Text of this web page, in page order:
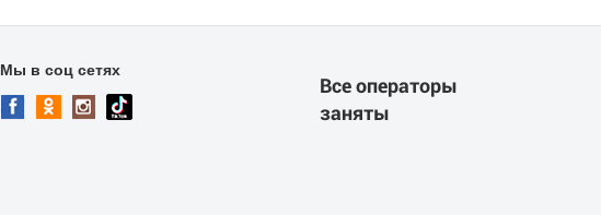
Мы в соц сетях
Все операторы
заняты